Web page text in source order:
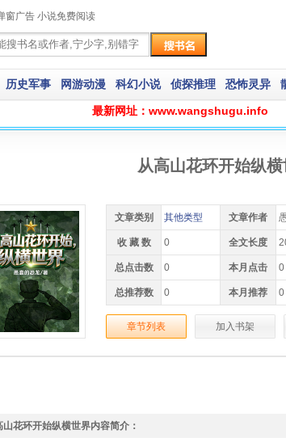
窗广告 小说免费阅读
历史军事 网游动漫 科幻小说 侦探推理 恐怖灵异
最新网址：www.wangshugu.info
从高山花环开始纵
文章类别 其他类型 文章作者
收 藏 数 0 全文长度
总点击数 0 本月点击 0
总推荐数 0 本月推荐 0
章节列表 加入书架
山花环开始纵横世界内容简介：